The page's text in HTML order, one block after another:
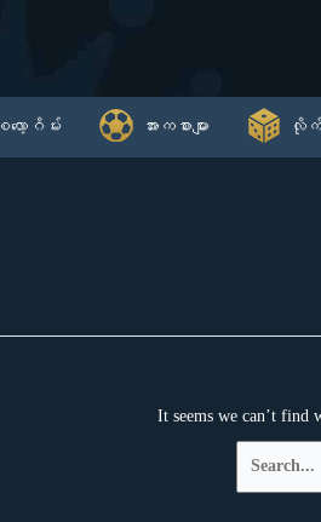
စလော့ဂိမ်း အားကစားများ လို
It seems we can’t find